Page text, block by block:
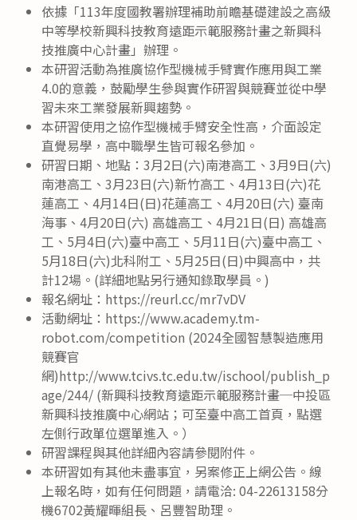
依據「113年度國教署辦理補助前瞻基礎建設之高級
中等學校新興科技教育遠距示範服務計畫之新興科
技推廣中心計畫」辦理。
本研習活動為推廣協作型機械手臂實作應用與工業
4.0的意義，鼓勵學生參與實作研習與競賽並從中學
習未來工業發展新興趨勢。
本研習使用之協作型機械手臂安全性高，介面設定
直覺易學，高中職學生皆可報名參加。
研習日期、地點：3月2日(六)南港高工、3月9日(六)
南港高工、3月23日(六)新竹高工、4月13日(六)花
蓮高工、4月14日(日)花蓮高工、4月20日(六) 臺南
海事、4月20日(六) 高雄高工、4月21日(日) 高雄高
工、5月4日(六)臺中高工、5月11日(六)臺中高工、
5月18日(六)北科附工、5月25日(日)中興高中，共
計12場。(詳細地點另行通知錄取學員。)
報名網址：https://reurl.cc/mr7vDV
活動網址：https://www.academy.tm-
robot.com/competition (2024全國智慧製造應用
競賽官
網)http://www.tcivs.tc.edu.tw/ischool/publish_p
age/244/ (新興科技教育遠距示範服務計畫─中投區
新興科技推廣中心網站；可至臺中高工首頁，點選
左側行政單位選單進入。）
研習課程與其他詳細內容請參閱附件。
本研習如有其他未盡事宜，另案修正上網公告。線
上報名時，如有任何問題，請電洽: 04-22613158分
機6702黃耀暉組長、呂豐智助理。